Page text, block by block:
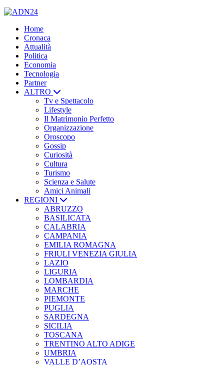
Home
Cronaca
Attualità
Politica
Economia
Tecnologia
Partner
ALTRO
Tv e Spettacolo
Lifestyle
Il Matrimonio Perfetto
Organizzazione
Oroscopo
Gossip
Curiosità
Cultura
Turismo
Scienza e Salute
Amici Animali
REGIONI
ABRUZZO
BASILICATA
CALABRIA
CAMPANIA
EMILIA ROMAGNA
FRIULI VENEZIA GIULIA
LAZIO
LIGURIA
LOMBARDIA
MARCHE
PIEMONTE
PUGLIA
SARDEGNA
SICILIA
TOSCANA
TRENTINO ALTO ADIGE
UMBRIA
VALLE D’AOSTA